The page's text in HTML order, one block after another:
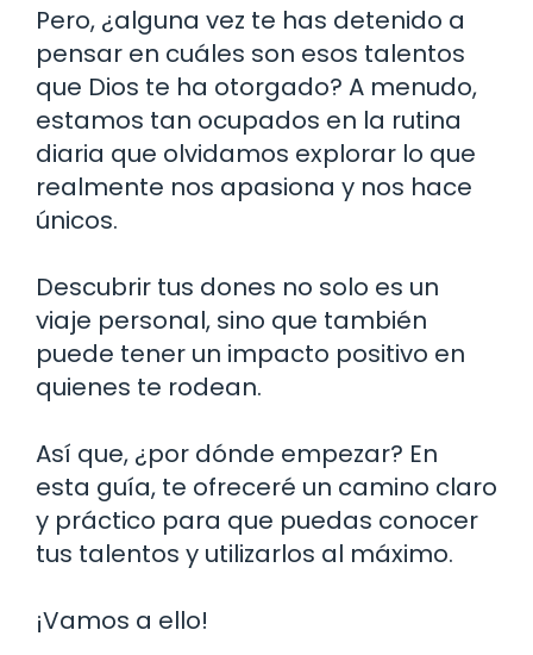
Pero, ¿alguna vez te has detenido a
pensar en cuáles son esos talentos
que Dios te ha otorgado? A menudo,
estamos tan ocupados en la rutina
diaria que olvidamos explorar lo que
realmente nos apasiona y nos hace
únicos.
Descubrir tus dones no solo es un
viaje personal, sino que también
puede tener un impacto positivo en
quienes te rodean.
Así que, ¿por dónde empezar? En
esta guía, te ofreceré un camino claro
y práctico para que puedas conocer
tus talentos y utilizarlos al máximo.
¡Vamos a ello!